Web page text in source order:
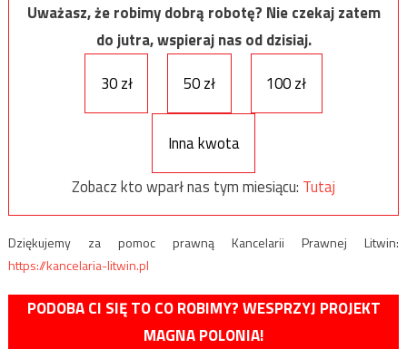
Uważasz, że robimy dobrą robotę? Nie czekaj zatem
do jutra, wspieraj nas od dzisiaj.
30 zł
50 zł 100 zł
Inna kwota
Zobacz kto wparł nas tym miesiącu: Tutaj
Dziękujemy za pomoc prawną Kancelarii Prawnej Litwin:
https://kancelaria-litwin.pl
PODOBA CI SIĘ TO CO ROBIMY? WESPRZYJ PROJEKT
MAGNA POLONIA!